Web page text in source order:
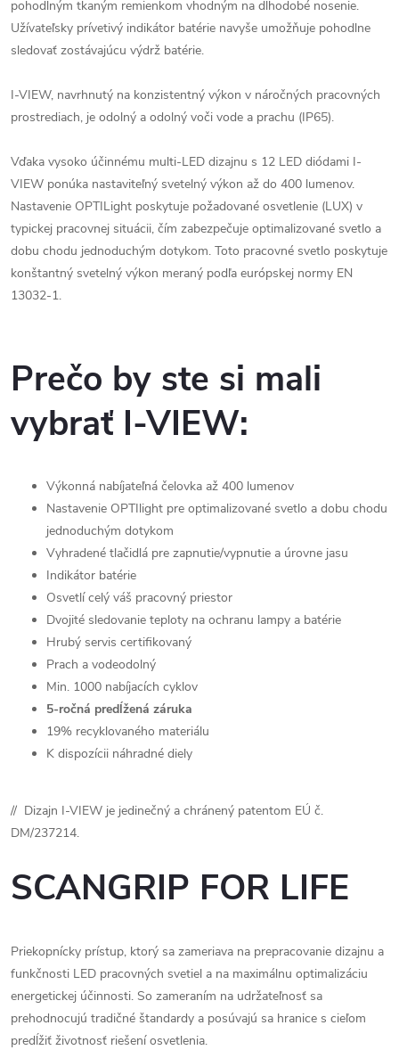
pohodlným tkaným remienkom vhodným na dlhodobé nosenie.
Užívateľsky prívetivý indikátor batérie navyše umožňuje pohodlne
sledovať zostávajúcu výdrž batérie.
I-VIEW, navrhnutý na konzistentný výkon v náročných pracovných
prostrediach, je odolný a odolný voči vode a prachu (IP65).
Vďaka vysoko účinnému multi-LED dizajnu s 12 LED diódami I-
VIEW ponúka nastaviteľný svetelný výkon až do 400 lumenov.
Nastavenie OPTILight poskytuje požadované osvetlenie (LUX) v
typickej pracovnej situácii, čím zabezpečuje optimalizované svetlo a
dobu chodu jednoduchým dotykom. Toto pracovné svetlo poskytuje
konštantný svetelný výkon meraný podľa európskej normy EN
13032-1.
Prečo by ste si mali
vybrať I-VIEW:
Výkonná nabíjateľná čelovka až 400 lumenov
Nastavenie OPTIlight pre optimalizované svetlo a dobu chodu
jednoduchým dotykom
Vyhradené tlačidlá pre zapnutie/vypnutie a úrovne jasu
Indikátor batérie
Osvetlí celý váš pracovný priestor
Dvojité sledovanie teploty na ochranu lampy a batérie
Hrubý servis certifikovaný
Prach a vodeodolný
Min. 1000 nabíjacích cyklov
5-ročná predĺžená záruka
19% recyklovaného materiálu
K dispozícii náhradné diely
// Dizajn I-VIEW je jedinečný a chránený patentom EÚ č.
DM/237214.
SCANGRIP FOR LIFE
Priekopnícky prístup, ktorý sa zameriava na prepracovanie dizajnu a
funkčnosti LED pracovných svetiel a na maximálnu optimalizáciu
energetickej účinnosti. So zameraním na udržateľnosť sa
prehodnocujú tradičné štandardy a posúvajú sa hranice s cieľom
predĺžiť životnosť riešení osvetlenia.